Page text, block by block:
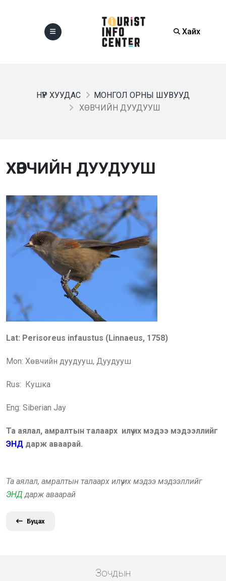
Хайх
НҮҮР ХУУДАС
МОНГОЛ ОРНЫ ШУВУУД
ХӨВЧИЙН ДУУДУУШ
ХӨВЧИЙН ДУУДУУШ
Lat: Perisoreus infaustus (Linnaeus, 1758)
Mon: Хөвчийн дуудууш, Дуудууш
Rus: Кушка
Eng: Siberian Jay
Та аялал, амралтын талаарх илүү их мэдээ мэдээллийг
ЭНД дарж аваарай.
Та аялал, амралтын талаарх илүү их мэдээ мэдээллийг
ЭНД дарж аваарай
Буцах
Зочдын